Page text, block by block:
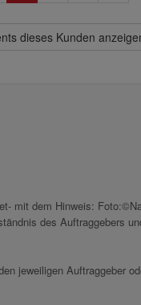
dieses Kunden
mit dem Hinweis:
des Auftraggebers
jeweiligen Auftraggeber